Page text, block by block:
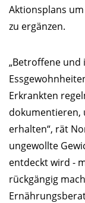
Aktionsplans
zu ergänzen.
„Betroffene und
Erkrankten
dokumentieren,
erhalten“, rät
ungewollte
entdeckt wird -
rückgängig